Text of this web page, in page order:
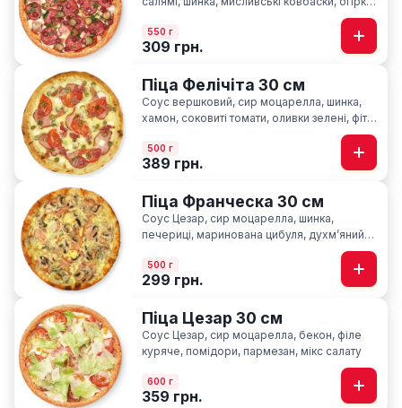
550 г
309 грн.
Піца Фелічіта 30 см
Соус вершковий, сир моцарелла, шинка,
хамон, соковиті томати, оливки зелені, фіта,
500 г
389 грн.
Піца Франческа 30 см
Соус Цезар, сир моцарелла, шинка,
печериці, маринована цибуля, духмʼяний
500 г
299 грн.
Піца Цезар 30 см
Соус Цезар, сир моцарелла, бекон, філе
куряче, помідори, пармезан, мікс салату
600 г
359 грн.